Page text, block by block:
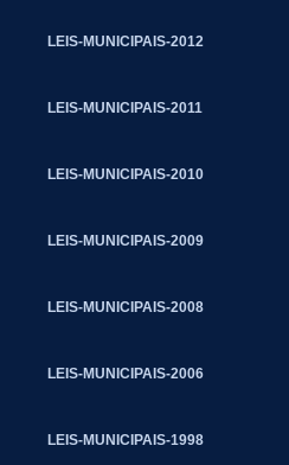
LEIS-MUNICIPAIS-2012
LEIS-MUNICIPAIS-2011
LEIS-MUNICIPAIS-2010
LEIS-MUNICIPAIS-2009
LEIS-MUNICIPAIS-2008
LEIS-MUNICIPAIS-2006
LEIS-MUNICIPAIS-1998